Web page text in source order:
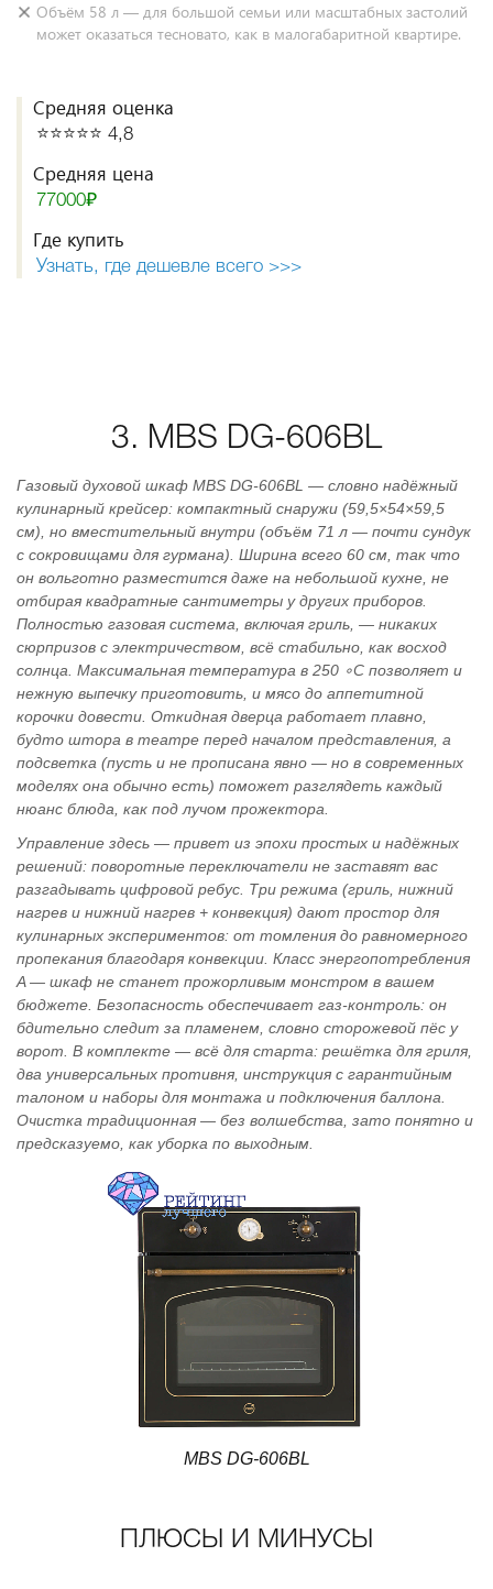
Объём 58 л — для большой семьи или масштабных застолий
может оказаться тесновато, как в малогабаритной квартире.
Средняя оценка
⭐️⭐️⭐️⭐️⭐️ 4,8
Средняя цена
77000₽
Где купить
Узнать, где дешевле всего >>>
3. MBS DG-606BL
Газовый духовой шкаф MBS DG‑606BL — словно надёжный
кулинарный крейсер: компактный снаружи (59,5×54×59,5
см), но вместительный внутри (объём 71 л — почти сундук
с сокровищами для гурмана). Ширина всего 60 см, так что
он вольготно разместится даже на небольшой кухне, не
отбирая квадратные сантиметры у других приборов.
Полностью газовая система, включая гриль, — никаких
сюрпризов с электричеством, всё стабильно, как восход
солнца. Максимальная температура в 250 ∘C позволяет и
нежную выпечку приготовить, и мясо до аппетитной
корочки довести. Откидная дверца работает плавно,
будто штора в театре перед началом представления, а
подсветка (пусть и не прописана явно — но в современных
моделях она обычно есть) поможет разглядеть каждый
нюанс блюда, как под лучом прожектора.
Управление здесь — привет из эпохи простых и надёжных
решений: поворотные переключатели не заставят вас
разгадывать цифровой ребус. Три режима (гриль, нижний
нагрев и нижний нагрев + конвекция) дают простор для
кулинарных экспериментов: от томления до равномерного
пропекания благодаря конвекции. Класс энергопотребления
A — шкаф не станет прожорливым монстром в вашем
бюджете. Безопасность обеспечивает газ‑контроль: он
бдительно следит за пламенем, словно сторожевой пёс у
ворот. В комплекте — всё для старта: решётка для гриля,
два универсальных противня, инструкция с гарантийным
талоном и наборы для монтажа и подключения баллона.
Очистка традиционная — без волшебства, зато понятно и
предсказуемо, как уборка по выходным.
MBS DG-606BL
ПЛЮСЫ И МИНУСЫ